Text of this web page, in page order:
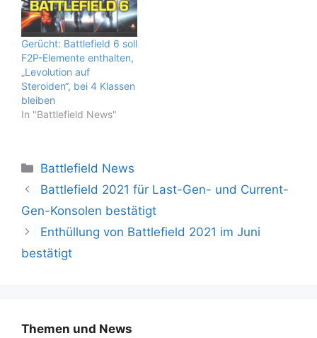
Gerücht: Battlefield 6 soll
F2P-Elemente enthalten,
„Levolution auf
Steroiden“, bei 4 Klassen
bleiben
In "Battlefield News"
Kategorien
Battlefield News
Battlefield 2021 für Last-Gen- und Current-
Gen-Konsolen bestätigt
Enthüllung von Battlefield 2021 im Juni
bestätigt
Themen und News